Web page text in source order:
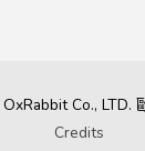
OxRabbit Co., LTD.
Credits